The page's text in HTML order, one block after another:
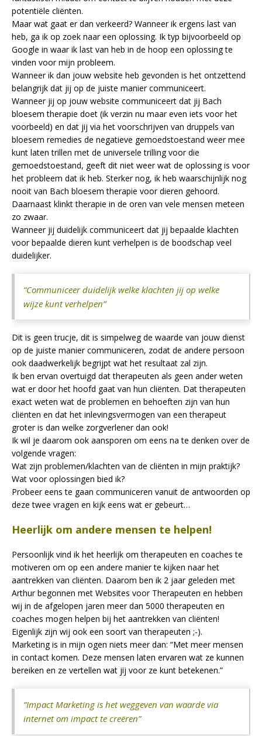
potentiële cliënten.
Maar wat gaat er dan verkeerd? Wanneer ik ergens last van
heb, ga ik op zoek naar een oplossing. Ik typ bijvoorbeeld op
Google in waar ik last van heb in de hoop een oplossing te
vinden voor mijn probleem.
Wanneer ik dan jouw website heb gevonden is het ontzettend
belangrijk dat jij op de juiste manier communiceert.
Wanneer jij op jouw website communiceert dat jij Bach
bloesem therapie doet (ik verzin nu maar even iets voor het
voorbeeld) en dat jij via het voorschrijven van druppels van
bloesem remedies de negatieve gemoedstoestand weer mee
kunt laten trillen met de universele trilling voor die
gemoedstoestand, geeft dit niet weer wat de oplossing is voor
het probleem dat ik heb. Sterker nog, ik heb waarschijnlijk nog
nooit van Bach bloesem therapie voor dieren gehoord.
Daarnaast klinkt therapie in de oren van vele mensen meteen
zo zwaar.
Wanneer jij duidelijk communiceert dat jij bepaalde klachten
voor bepaalde dieren kunt verhelpen is de boodschap veel
duidelijker.
“Communiceer duidelijk welke klachten jij op welke
wijze kunt verhelpen”
Dit is geen trucje, dit is simpelweg de waarde van jouw dienst
op de juiste manier communiceren, zodat de andere persoon
ook daadwerkelijk begrijpt wat het resultaat zal zijn.
Ik ben ervan overtuigd dat therapeuten als geen ander weten
wat er door het hoofd gaat van hun cliënten. Dat therapeuten
exact weten wat de problemen en behoeften zijn van hun
cliënten en dat het inlevingsvermogen van een therapeut
groter is dan welke zorgverlener dan ook!
Ik wil je daarom ook aansporen om eens na te denken over de
volgende vragen:
Wat zijn problemen/klachten van de cliënten in mijn praktijk?
Wat voor oplossingen bied ik?
Probeer eens te gaan communiceren vanuit de antwoorden op
deze twee vragen en kijk eens wat er gebeurt…
Heerlijk om andere mensen te helpen!
Persoonlijk vind ik het heerlijk om therapeuten en coaches te
motiveren om op een andere manier te kijken naar het
aantrekken van cliënten. Daarom ben ik 2 jaar geleden met
Arthur begonnen met Websites voor Therapeuten en hebben
wij in de afgelopen jaren meer dan 5000 therapeuten en
coaches mogen helpen bij het aantrekken van cliënten!
Eigenlijk zijn wij ook een soort van therapeuten ;-).
Marketing is in mijn ogen niets meer dan: “Met meer mensen
in contact komen. Deze mensen laten ervaren wat ze kunnen
bereiken en ze vertellen wat jij voor ze kunt betekenen.”
“Impact Marketing is het weggeven van waarde via
internet om impact te creëren”